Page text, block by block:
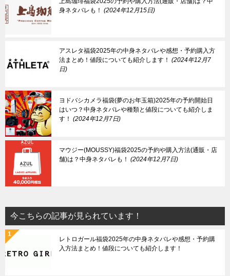
身ネタバレも！
2024年12月15日
アスレタ福袋2025年の中身ネタバレや感想・予約購入方
法まとめ！値段についても紹介します！
2024年12月7
日
ヨドバシカメラ福袋(夢のお年玉箱)2025年の予約開始日
はいつ？中身ネタバレや種類と値段についても紹介しま
す！
2024年12月7日
マウジー(MOUSSY)福袋2025の予約や購入方法(通販・店
舗)は？中身ネタバレも！
2024年12月7日
今こちらの記事が見られています！
レトロガール福袋2025年の中身ネタバレや感想・予約購
入方法まとめ！値段についても紹介します！